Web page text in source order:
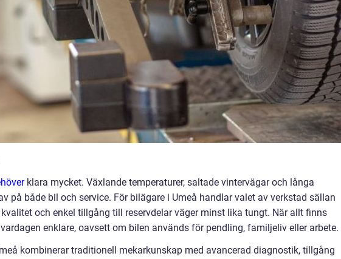
klara mycket. Växlande temperaturer, saltade vintervägar och långa
på både bil och service. För bilägare i Umeå handlar valet av verkstad sällan
och enkel tillgång till reservdelar väger minst lika tungt. När allt finns
enklare, oavsett om bilen används för pendling, familjeliv eller arbete.
kombinerar traditionell mekarkunskap med avancerad diagnostik, tillgång